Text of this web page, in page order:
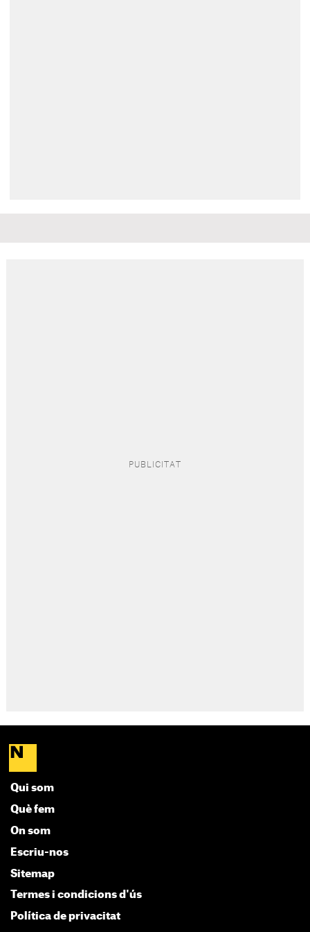
Qui som
Què fem
On som
Escriu-nos
Sitemap
Termes i condicions d'ús
Política de privacitat